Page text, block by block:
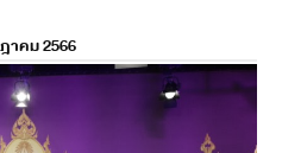
าคม 2566